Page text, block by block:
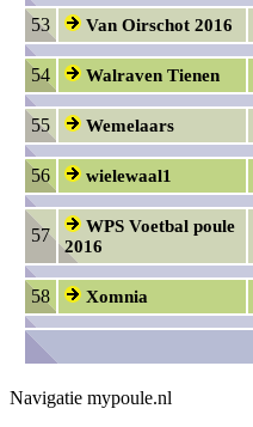
53 Van Oirschot 2016
54 Walraven Tienen
55 Wemelaars
56 wielewaal1
57
WPS Voetbal poule
2016
58 Xomnia
Navigatie mypoule.nl